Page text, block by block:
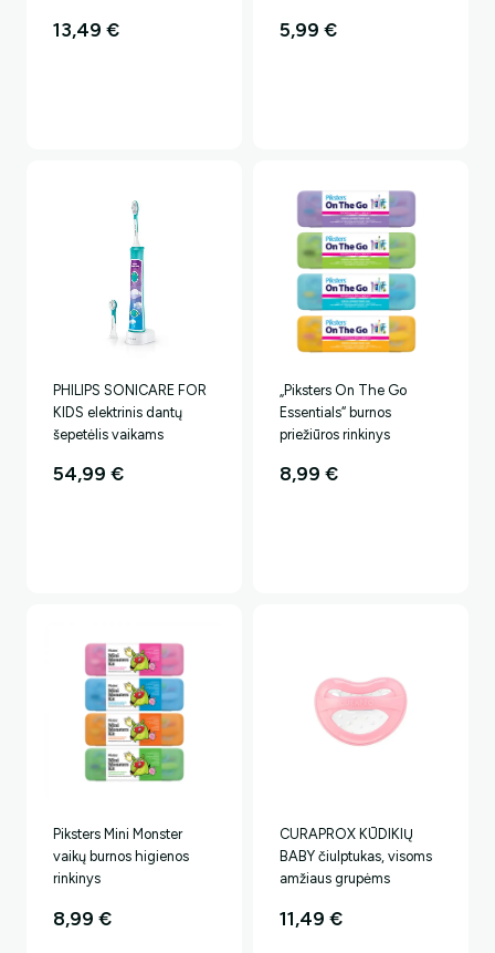
13,49€ 5,99€
PHILIPS SONICARE FOR
KIDS elektrinis dantų
šepetėlis vaikams
54,99€
„Piksters On The Go
Essentials“ burnos
priežiūros rinkinys
8,99€
Piksters Mini Monster
vaikų burnos higienos
rinkinys
8,99€
CURAPROX KŪDIKIŲ
BABY čiulptukas, visoms
amžiaus grupėms
11,49€